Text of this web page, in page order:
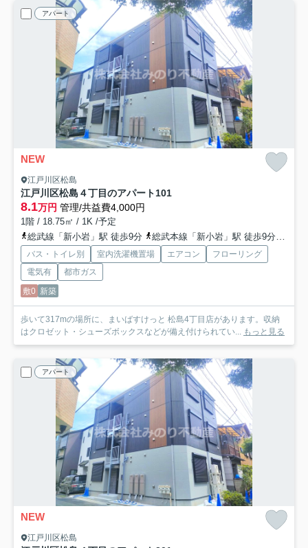
アパート
NEW
江戸川区松島
江戸川区松島４丁目のアパート101
8.1万円 管理/共益費4,000円
1階 / 18.75㎡ / 1K /予定
総武線「新小岩」駅 徒歩9分
総武本線「新小岩」駅 徒歩9分
バス・トイレ別 室内洗濯機置場 エアコン
フローリング
電気有
都市ガス
敷0 新築
歩いて317mの場所に、まいばすけっと 松島4丁目店があります。収納
はクロゼット・シューズボックスなどが備え付けられてい...
もっと見る
アパート
NEW
江戸川区松島